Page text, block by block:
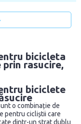
bicicleta
prin rasucire,
biciclete
o combinație de
pentru cicliștii care
dintr-un strat dublu